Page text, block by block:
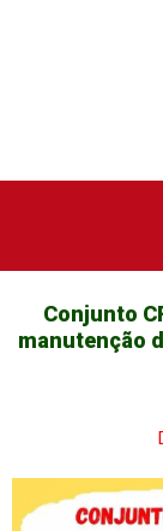
Conjunto
manutenção